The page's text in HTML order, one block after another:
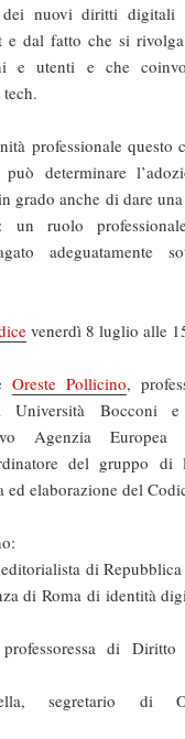
dei nuovi diritti digitali
e dal fatto che si
e utenti e che
professionale questo
determinare
grado anche di dare
ruolo
adeguatamente
venerdì 8 luglio alle
Oreste Pollicino,
Università Bocconi
Agenzia
del gruppo di
ed elaborazione del
di
di Roma di identità
di Diritto
segretario di